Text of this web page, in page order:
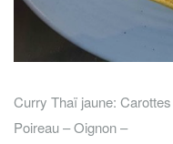
Curry Thaï jaune:
Poireau – Oignon –